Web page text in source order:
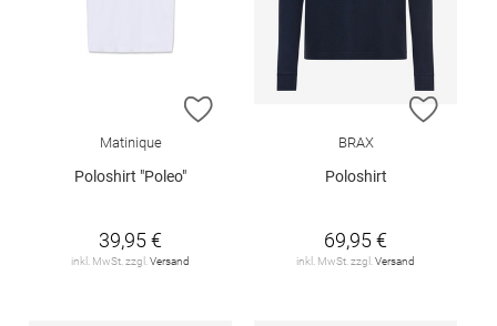
ZUR WUNSCHLISTE HINZUFÜGEN
Matinique
Poloshirt "Poleo"
39,95 €
inkl. MwSt. zzgl. Versand
ZUR
BRAX
Poloshirt
69,95 €
inkl. MwSt. zzgl. Versand